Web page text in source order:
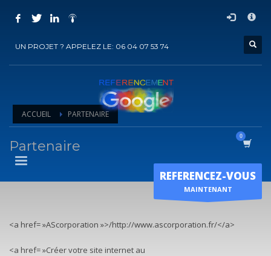
COMMENT ACHETER UN PRESTATION DE
Ajouter la prestation au panier
Vous recevrez sous 5 jours ouvrés un mail deconfirmationde
l'exécution de la prestation
Horaire d'ouverture
UN PROJET ? APPELEZ LE: 06 04 07 53 74
REFERENCEZ-VOUS
MAINTENANT
ACCUEIL PARTENAIRE
Partenaire
<a href= »AScorporation »>/http://www.ascorporation.fr/</a>
<a href= »Créer votre site internet au